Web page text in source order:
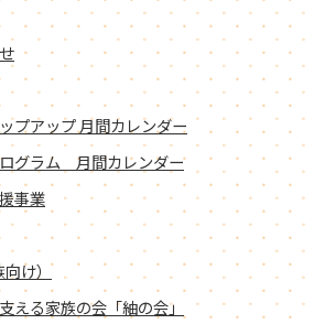
プアップ 月間カレンダー
グラム 月間カレンダー
事業
向け）
える家族の会「紬の会」